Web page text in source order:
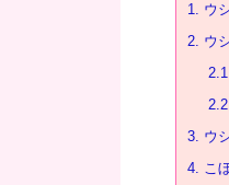
1. ウ
2. ウ
3. ウ
4. こ